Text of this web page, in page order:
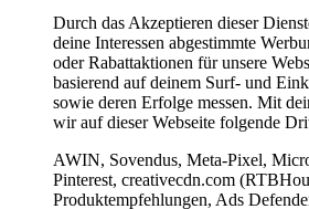
Durch das Akzeptieren dieser
deine Interessen abgestimmte
oder Rabattaktionen für unsere
basierend auf deinem Surf- und
sowie deren Erfolge messen. Mit
wir auf dieser Webseite folgende
AWIN, Sovendus, Meta-Pixel,
Pinterest, creativecdn.com
Produktempfehlungen, Ads